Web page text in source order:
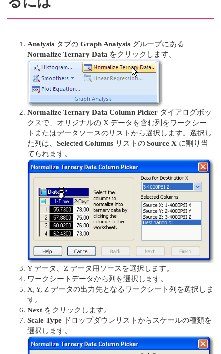
Analysis タブの Graph Analysis グループにある
Normalize Ternary Data をクリックします。
Normalize Ternary Data Column Picker ダイアログボッ
クスで、オリジナルの X データを含む列をワークシー
トまたはデータソースのリストから選択します。選択し
た列は、 Selected Columns リストの Source X に割り当
てられます。
Y データ、Z データ用ソースを選択します。
ワークシートデータから列を選択します。
X, Y, Z データの出力先となるワークシート列を選択しま
す。
Next をクリックします。
Scale Type ドロップダウンリストからスケールの種類を
選択します。